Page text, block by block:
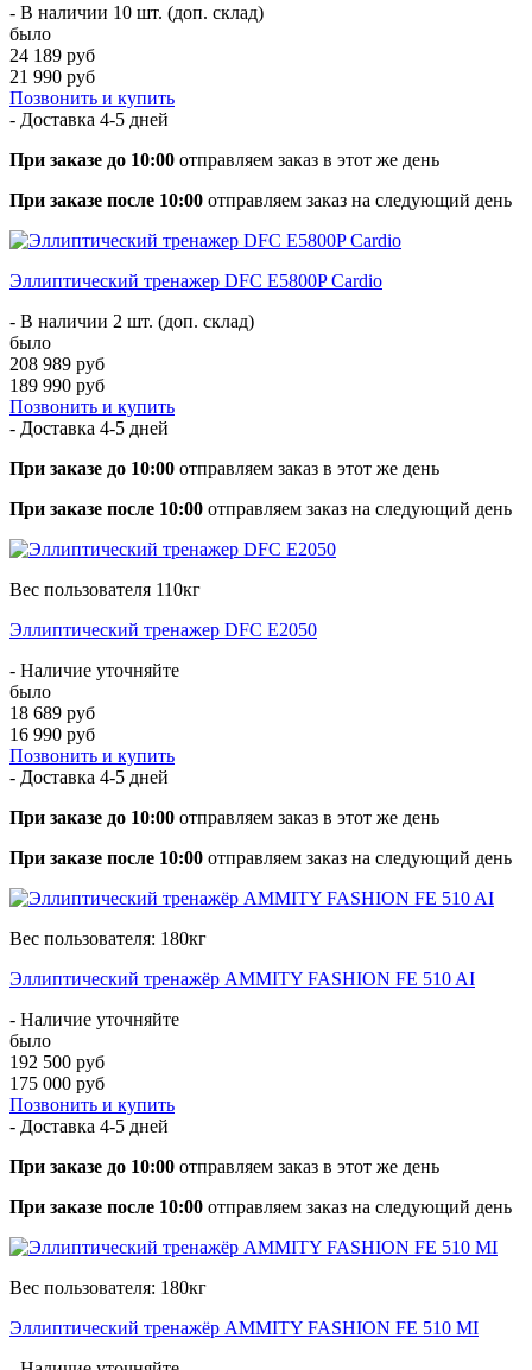
- В наличии 10 шт. (доп. склад)
было
24 189 руб
21 990 руб
Позвонить и купить
- Доставка 4-5 дней
При заказе до 10:00 отправляем заказ в этот же день
При заказе после 10:00 отправляем заказ на следующий день
Эллиптический тренажер DFC E5800P Cardio
- В наличии 2 шт. (доп. склад)
было
208 989 руб
189 990 руб
Позвонить и купить
- Доставка 4-5 дней
При заказе до 10:00 отправляем заказ в этот же день
При заказе после 10:00 отправляем заказ на следующий день
Вес пользователя 110кг
Эллиптический тренажер DFC E2050
- Наличие уточняйте
было
18 689 руб
16 990 руб
Позвонить и купить
- Доставка 4-5 дней
При заказе до 10:00 отправляем заказ в этот же день
При заказе после 10:00 отправляем заказ на следующий день
Вес пользователя: 180кг
Эллиптический тренажёр AMMITY FASHION FE 510 AI
- Наличие уточняйте
было
192 500 руб
175 000 руб
Позвонить и купить
- Доставка 4-5 дней
При заказе до 10:00 отправляем заказ в этот же день
При заказе после 10:00 отправляем заказ на следующий день
Вес пользователя: 180кг
Эллиптический тренажёр AMMITY FASHION FE 510 MI